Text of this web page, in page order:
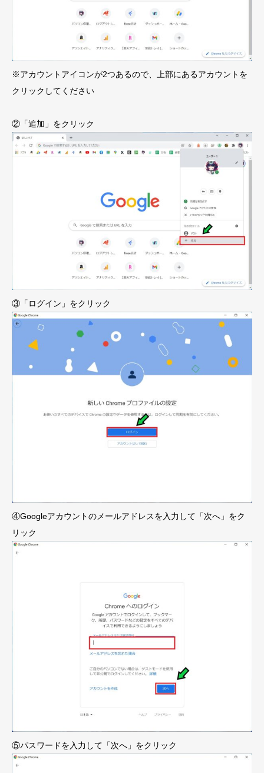
※アカウントアイコンが2つあるので、上部にあるアカウントを
クリックしてください
②「追加」をクリック
③「ログイン」をクリック
④Googleアカウントのメールアドレスを入力して「次へ」をク
リック
⑤パスワードを入力して「次へ」をクリック